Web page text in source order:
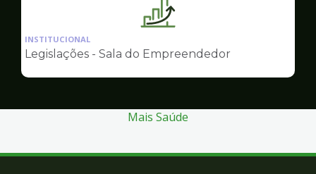
Ilustração
pagina
Sala
Empreendedor
INSTITUCIONAL
Legislações - Sala do Empreendedor
Mais Saúde